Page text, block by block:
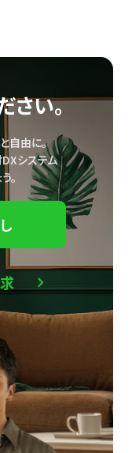
さい。
自由に。
システム
。